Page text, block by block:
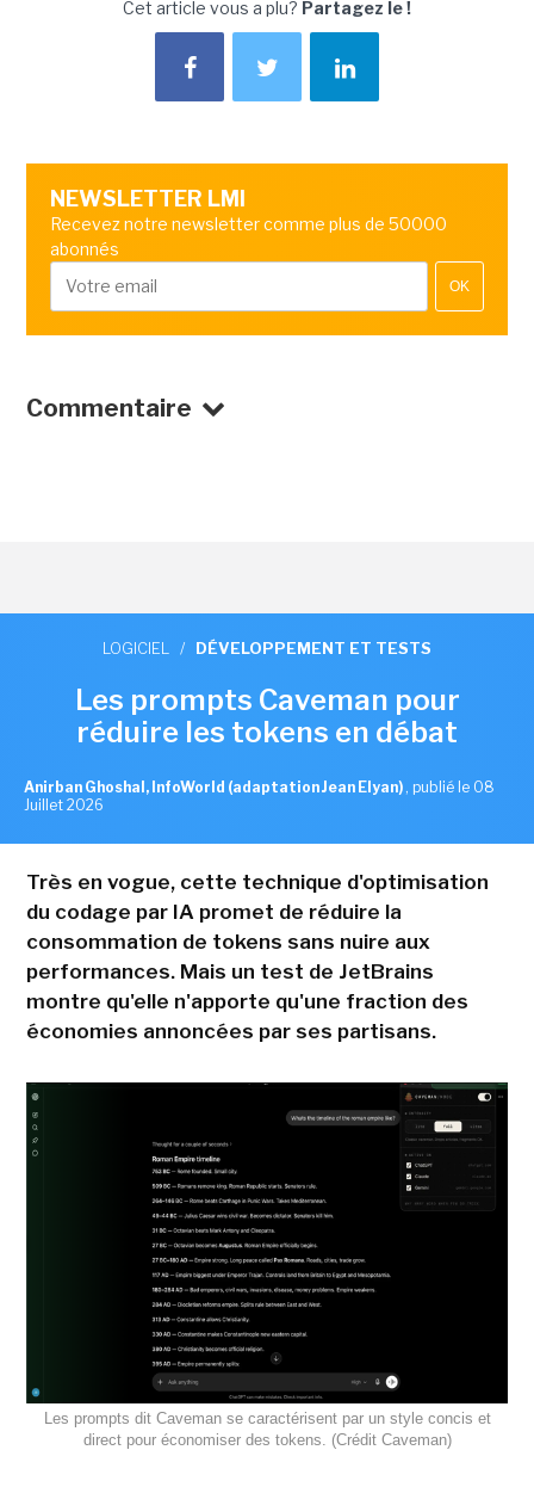
Cet article vous a plu? Partagez le !
NEWSLETTER LMI
Recevez notre newsletter comme plus de 50000
abonnés
OK
Commentaire
LOGICIEL / DÉVELOPPEMENT ET TESTS
Les prompts Caveman pour
réduire les tokens en débat
Anirban Ghoshal, InfoWorld (adaptation Jean Elyan) , publié le 08
Juillet 2026
Très en vogue, cette technique d'optimisation
du codage par IA promet de réduire la
consommation de tokens sans nuire aux
performances. Mais un test de JetBrains
montre qu'elle n'apporte qu'une fraction des
économies annoncées par ses partisans.
Les prompts dit Caveman se caractérisent par un style concis et
direct pour économiser des tokens. (Crédit Caveman)